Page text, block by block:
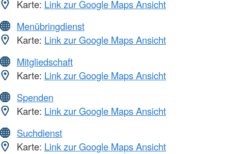
Karte: Link zur Google Maps Ansicht
Menübringdienst
Karte: Link zur Google Maps Ansicht
Mitgliedschaft
Karte: Link zur Google Maps Ansicht
Spenden
Karte: Link zur Google Maps Ansicht
Suchdienst
Karte: Link zur Google Maps Ansicht